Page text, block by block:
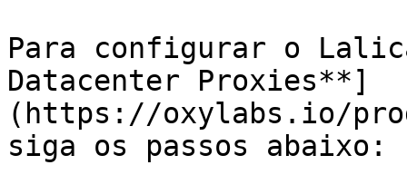
Para configurar o
Datacenter Proxies**]
(https://oxylabs.io/
siga os passos abaixo: